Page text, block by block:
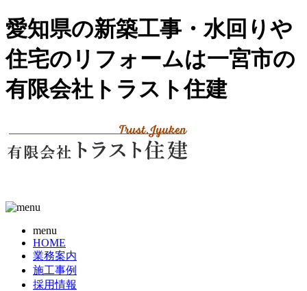
愛知県の新築工事・水回りや
住宅のリフォームは一宮市の
有限会社トラスト住建
menu
HOME
業務案内
施工事例
採用情報